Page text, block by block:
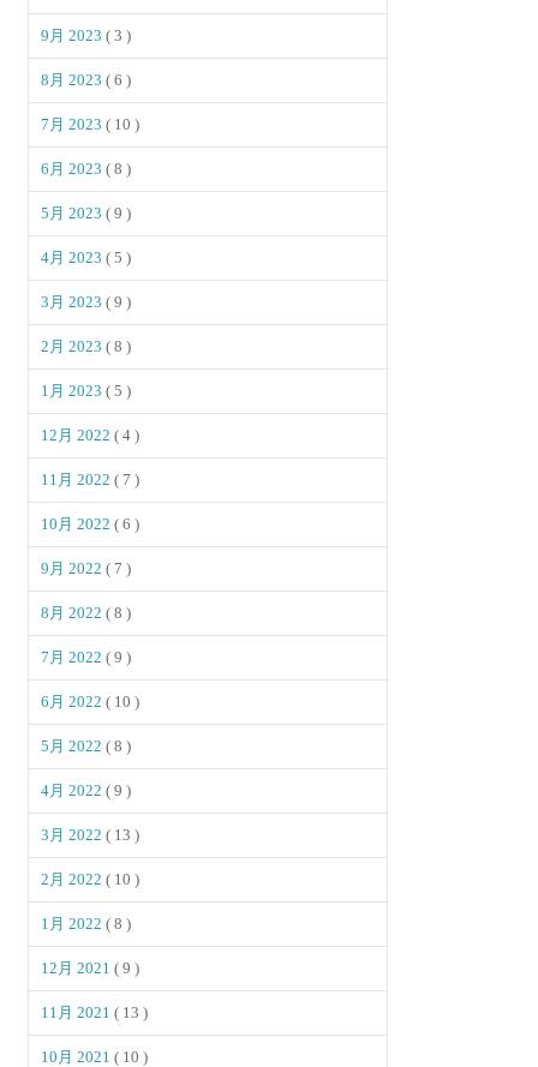
9月 2023( 3 )
8月 2023( 6 )
7月 2023( 10 )
6月 2023( 8 )
5月 2023( 9 )
4月 2023( 5 )
3月 2023( 9 )
2月 2023( 8 )
1月 2023( 5 )
12月 2022( 4 )
11月 2022( 7 )
10月 2022( 6 )
9月 2022( 7 )
8月 2022( 8 )
7月 2022( 9 )
6月 2022( 10 )
5月 2022( 8 )
4月 2022( 9 )
3月 2022( 13 )
2月 2022( 10 )
1月 2022( 8 )
12月 2021( 9 )
11月 2021( 13 )
10月 2021( 10 )